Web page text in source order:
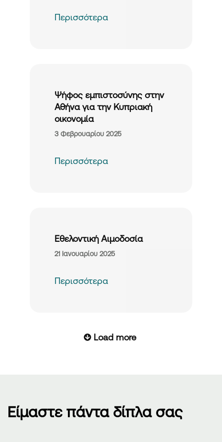
Περισσότερα
Ψήφος εμπιστοσύνης στην
Αθήνα για την Κυπριακή
οικονομία
3 Φεβρουαρίου 2025
Περισσότερα
Εθελοντική Αιμοδοσία
21 Ιανουαρίου 2025
Περισσότερα
Load more
Είμαστε πάντα δίπλα σας